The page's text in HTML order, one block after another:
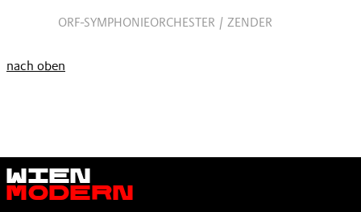
ORF-SYMPHONIEORCHESTER / ZENDER
nach oben
Wien
Modern